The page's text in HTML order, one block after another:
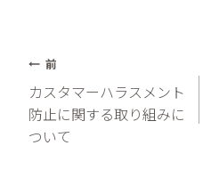
投
稿
ナ
前
カスタマーハラスメント
防止に関する取り組みに
ついて